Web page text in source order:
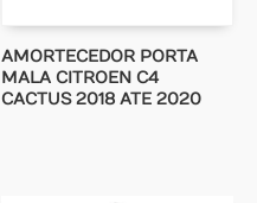
AMORTECEDOR PORTA
MALA CITROEN C4
CACTUS 2018 ATE 2020